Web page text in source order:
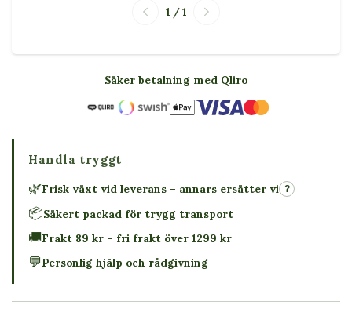
1 / 1
Säker betalning med Qliro
Handla tryggt
🌿Frisk växt vid leverans – annars ersätter vi ?
📦Säkert packad för trygg transport
🚚Frakt 89 kr – fri frakt över 1299 kr
💬Personlig hjälp och rådgivning